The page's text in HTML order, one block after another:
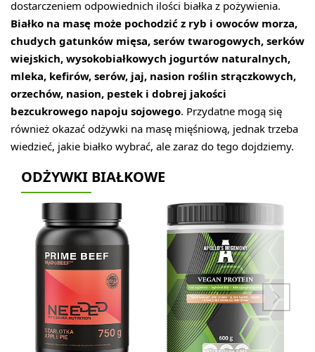
dostarczeniem odpowiednich ilości białka z pożywienia.
Białko na masę może pochodzić z ryb i owoców morza,
chudych gatunków mięsa, serów twarogowych, serków
wiejskich, wysokobiałkowych jogurtów naturalnych,
mleka, kefirów, serów, jaj, nasion roślin strączkowych,
orzechów, nasion, pestek i dobrej jakości
bezcukrowego napoju sojowego. Przydatne mogą się
również okazać odżywki na masę mięśniową, jednak trzeba
wiedzieć, jakie białko wybrać, ale zaraz do tego dojdziemy.
ODŻYWKI BIAŁKOWE